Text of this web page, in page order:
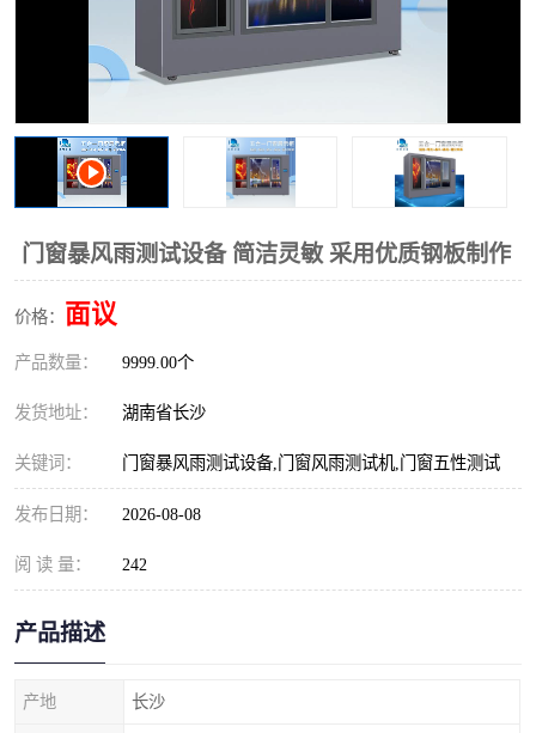
门窗暴风雨测试设备 简洁灵敏 采用优质钢板制作
价格： 面议
产品数量： 9999.00个
发货地址： 湖南省长沙
关键词： 门窗暴风雨测试设备,门窗风雨测试机,门窗五性测试
发布日期： 2026-08-08
阅 读 量： 242
产品描述
产地 长沙